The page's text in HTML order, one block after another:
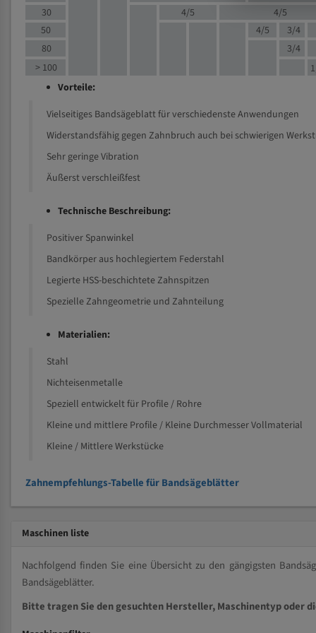
30
4/5 4/5
50
4/5 3/4
80
3/4
> 100
Vorteile:
Vielseitiges Bandsägeblatt für verschiedenste Anwendungen
Widerstandsfähig gegen Zahnbruch auch bei schwierigen
Sehr geringe Vibration
Äußerst verschleißfest
Technische Beschreibung:
Positiver Spanwinkel
Bandkörper aus hochlegiertem Federstahl
Legierte HSS-beschichtete Zahnspitzen
Spezielle Zahngeometrie und Zahnteilung
Materialien:
Stahl
Nichteisenmetalle
Speziell entwickelt für Profile / Rohre
Kleine und mittlere Profile / Kleine Durchmesser Vollmaterial
Kleine / Mittlere Werkstücke
Zahnempfehlungs-Tabelle für Bandsägeblätter
Maschinen liste
Nachfolgend finden Sie eine Übersicht zu den gängigsten
Bandsägeblätter.
Bitte tragen Sie den gesuchten Hersteller, Maschinentyp oder